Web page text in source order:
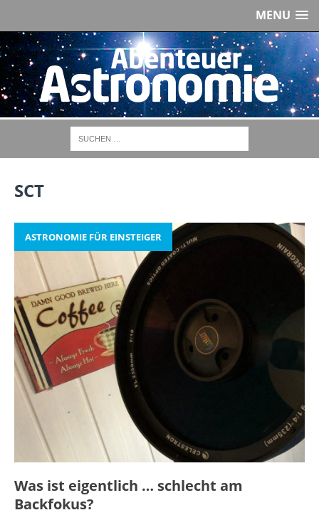
MENU
SCT
ASTRONOMIE FÜR EINSTEIGER
Was ist eigentlich … schlecht am
Backfokus?